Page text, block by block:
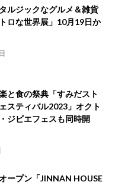
ルジックなグルメ＆雑貨
ロな世界展」10月19日か
と食の祭典「すみだスト
スティバル2023」オクト
ジビエフェスも同時開
ープン「JINNAN HOUSE